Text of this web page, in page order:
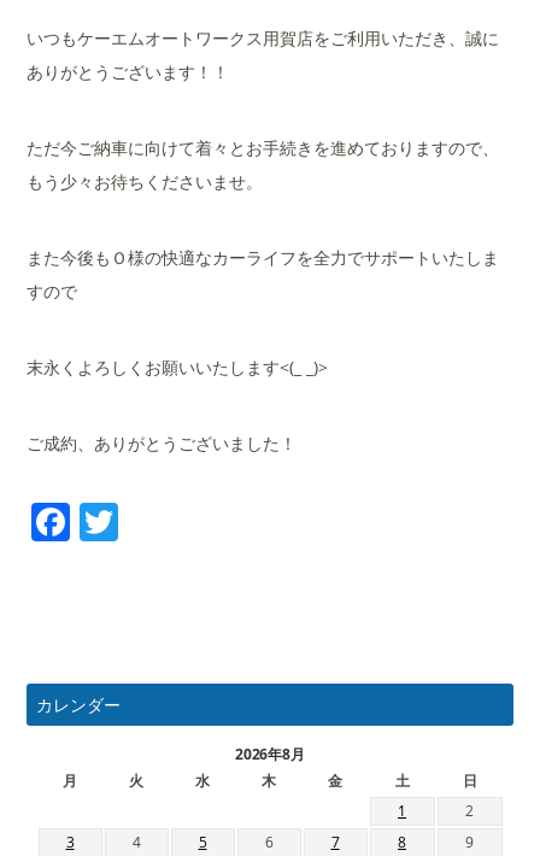
いつもケーエムオートワークス用賀店をご利用いただき、誠に
ありがとうございます！！
ただ今ご納車に向けて着々とお手続きを進めておりますので、
もう少々お待ちくださいませ。
また今後もＯ様の快適なカーライフを全力でサポートいたしま
すので
末永くよろしくお願いいたします<(_ _)>
ご成約、ありがとうございました！
Facebook
カレンダー
2026年8月
月
火 水 木 金 土
日
1
2
3
4 5 6 7 8 9